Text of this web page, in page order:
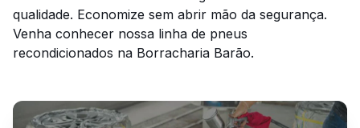
qualidade. Economize sem abrir mão da segurança.
Venha conhecer nossa linha de pneus
recondicionados na Borracharia Barão.